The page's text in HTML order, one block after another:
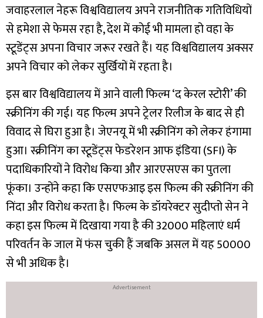
जवाहरलाल नेहरू विश्वविद्यालय अपने राजनीतिक गतिविधियों
से हमेशा से फेमस रहा है, देश में कोई भी मामला हो वहा के
स्टूडेंट्स अपना विचार जरूर रखते हैं। यह विश्वविद्यालय अक्सर
अपने विचार को लेकर सुर्खियों में रहता है।
इस बार विश्वविद्यालय में आने वाली फिल्म ‘द केरल स्टोरी’ की
स्क्रीनिंग की गई। यह फिल्म अपने ट्रेलर रिलीज के बाद से ही
विवाद से घिरा हुआ है। जेएनयू में भी स्क्रीनिंग को लेकर हंगामा
हुआ। स्क्रीनिंग का स्टूडेंट्स फेडरेशन आफ इंडिया (SFI) के
पदाधिकारियों ने विरोध किया और आरएसएस का पुतला
फूंका। उन्होंने कहा कि एसएफआइ इस फिल्म की स्क्रीनिंग की
निंदा और विरोध करता है। फिल्म के डॉयरेक्टर सुदीप्तो सेन ने
कहा इस फिल्म में दिखाया गया है की 32000 महिलाएं धर्म
परिवर्तन के जाल में फंस चुकी हैं जबकि असल में यह 50000
से भी अधिक है।